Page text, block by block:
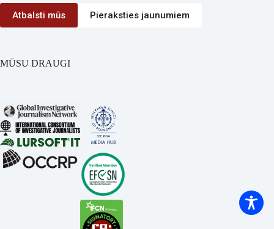
Atbalsti mūs Pieraksties jaunumiem
MŪSU DRAUGI